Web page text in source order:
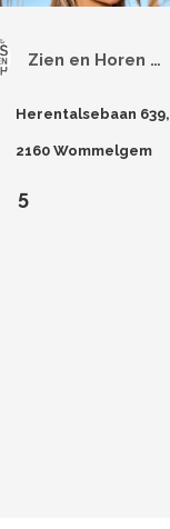
Zien en Horen Frits Van Den Bosch
Herentalsebaan 639,
2160 Wommelgem
5